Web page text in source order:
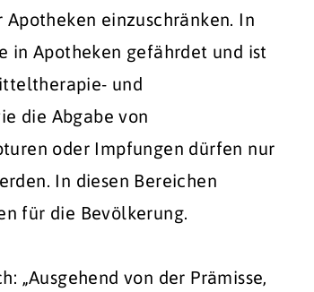
einzuschränken. In
in Apotheken gefährdet und ist
und
die Abgabe von
oder Impfungen dürfen nur
In diesen Bereichen
für die Bevölkerung.
„Ausgehend von der Prämisse,